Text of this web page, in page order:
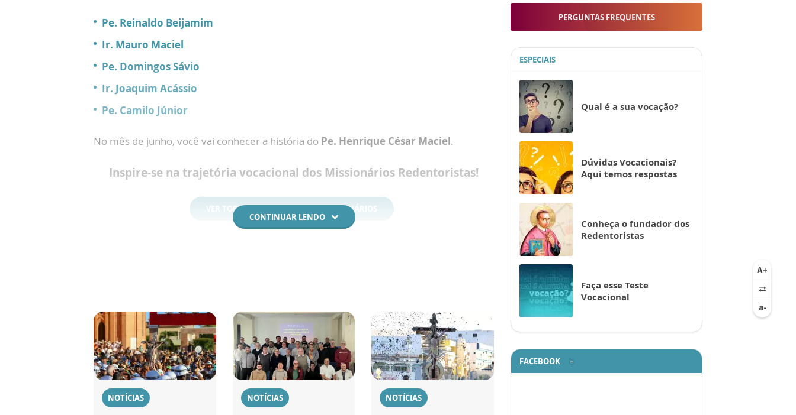
Pe. Reinaldo Beijamim
Ir. Mauro Maciel
Pe. Domingos Sávio
Ir. Joaquim Acássio
Pe. Camilo Júnior
No mês de junho, você vai conhecer a história do Pe. Henrique César Maciel.
Inspire-se na trajetória vocacional dos Missionários Redentoristas!
VER TODOS OS TESTEMUNHOS MISSIONÁRIOS
CONTINUAR LENDO
NOTÍCIAS NOTÍCIAS NOTÍCIAS
PERGUNTAS FREQUENTES
ESPECIAIS
Qual é a sua vocação?
Dúvidas Vocacionais?
Aqui temos respostas
Conheça o fundador dos
Redentoristas
Faça esse Teste
Vocacional
FACEBOOK